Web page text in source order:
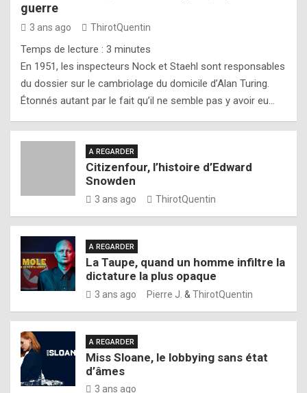
guerre
3 ans ago ThirotQuentin
Temps de lecture : 3 minutes
En 1951, les inspecteurs Nock et Staehl sont responsables
du dossier sur le cambriolage du domicile d’Alan Turing.
Étonnés autant par le fait qu’il ne semble pas y avoir eu…
A REGARDER
Citizenfour, l’histoire d’Edward
Snowden
3 ans ago ThirotQuentin
A REGARDER
La Taupe, quand un homme infiltre la
dictature la plus opaque
3 ans ago Pierre J. & ThirotQuentin
A REGARDER
Miss Sloane, le lobbying sans état
d’âmes
3 ans ago